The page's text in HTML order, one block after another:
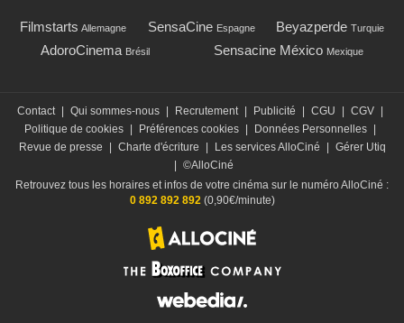
Filmstarts Allemagne SensaCine Espagne Beyazperde Turquie
AdoroCinema Brésil Sensacine México Mexique
Contact Qui sommes-nous Recrutement Publicité CGU CGV
Politique de cookies
Préférences cookies Données Personnelles
Revue de presse
Charte d'écriture Les services AlloCiné
Gérer Utiq
©AlloCiné
Retrouvez tous les horaires et infos de votre cinéma sur le numéro AlloCiné :
0 892 892 892(0,90€/minute)